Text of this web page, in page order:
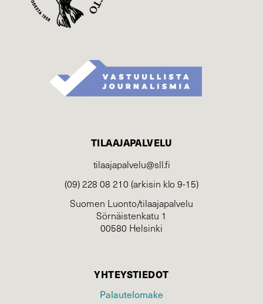
TILAAJAPALVELU
tilaajapalvelu@sll.fi
(09) 228 08 210 (arkisin klo 9-15)
Suomen Luonto/tilaajapalvelu
Sörnäistenkatu 1
00580 Helsinki
YHTEYSTIEDOT
Palautelomake